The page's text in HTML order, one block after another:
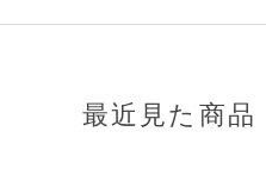
最近見た商品